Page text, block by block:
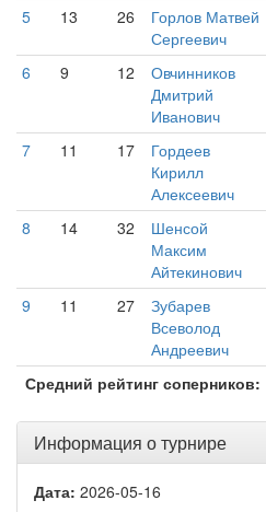
5 13 26
Горлов Матвей
Сергеевич
6 9 12
Овчинников
Дмитрий
Иванович
7 11 17
Гордеев
Кирилл
Алексеевич
8 14 32
Шенсой
Максим
Айтекинович
9 11 27
Зубарев
Всеволод
Андреевич
Средний рейтинг соперников:
Информация о турнире
Дата: 2026-05-16